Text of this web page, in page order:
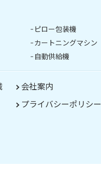
ピロー包装機
カートニングマシン
自動供給機
会社案内
プライバシーポリシー